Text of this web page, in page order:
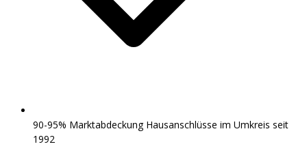
90-95% Marktabdeckung Hausanschlüsse im Umkreis seit
1992